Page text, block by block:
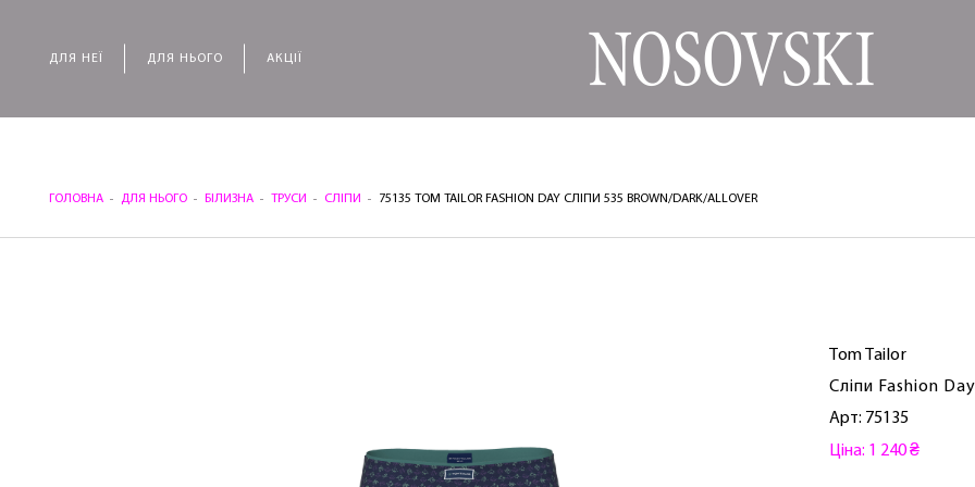
ДЛЯ НЕЇ ДЛЯ НЬОГО АКЦІЇ
ГОЛОВНА ДЛЯ НЬОГО БІЛИЗНА ТРУСИ СЛІПИ 75135 TOM TAILOR FASHION DAY СЛІПИ 535 BROWN/DARK/ALLOVER
Tom Tailor
Сліпи Fashion Day
Арт: 75135
Ціна: 1 240 ₴